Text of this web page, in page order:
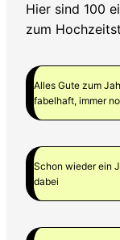
Hier sind 100
zum
Alles Gute zum
fabelhaft, immer
Schon wieder ein
dabei